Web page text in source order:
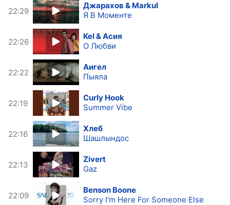
22:29
Джарахов & Markul
Я В Моменте
22:26
Kel & Асия
О Любви
22:22
Аигел
Пыяла
22:19
Curly Hook
Summer Vibe
22:16
Хлеб
Шашлындос
22:13
Zivert
Gaz
22:09
Benson Boone
Sorry I'm Here For Someone Else